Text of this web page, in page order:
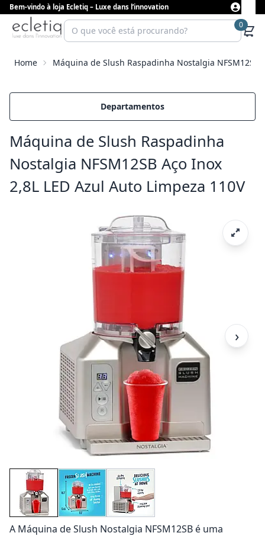
Bem-vindo à loja Ecletiq – Luxe dans l’innovation
0
Home Máquina de Slush Raspadinha Nostalgia NFSM12SB
Departamentos
Máquina de Slush Raspadinha
Nostalgia NFSM12SB Aço Inox
2,8L LED Azul Auto Limpeza 110V
›
A Máquina de Slush Nostalgia NFSM12SB é uma